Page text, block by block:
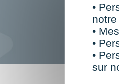
•
•
•
•
sur